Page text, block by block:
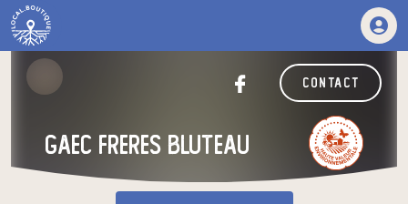
contact
GAEC FRERES BLUTEAU